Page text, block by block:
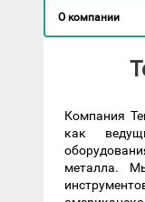
О компании
Компания
как
металла.